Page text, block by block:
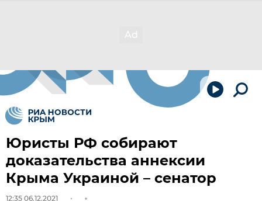
Юристы РФ собирают
доказательства аннексии
Крыма Украиной – сенатор
12:35 06.12.2021